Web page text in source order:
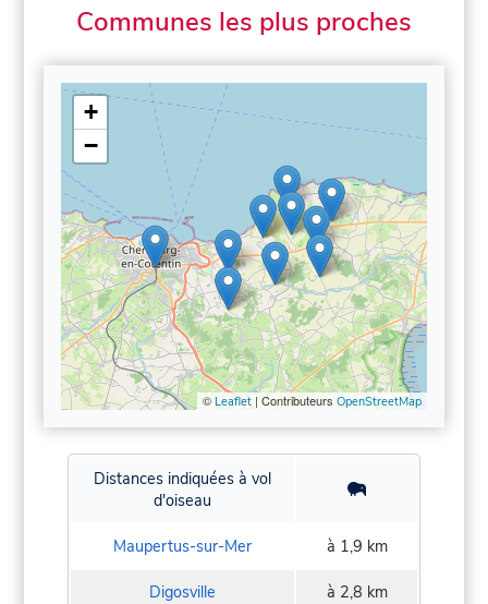
Communes les plus proches
+
−
© Leaflet| Contributeurs OpenStreetMap
Distances indiquées à vol
d'oiseau
Maupertus-sur-Mer à 1,9 km
Digosville à 2,8 km